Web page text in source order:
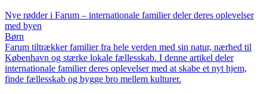
Nye rødder i Farum – internationale familier deler deres oplevelser
med byen
Børn
Farum tiltrækker familier fra hele verden med sin natur, nærhed til
København og stærke lokale fællesskab. I denne artikel deler
internationale familier deres oplevelser med at skabe et nyt hjem,
finde fællesskab og bygge bro mellem kulturer.